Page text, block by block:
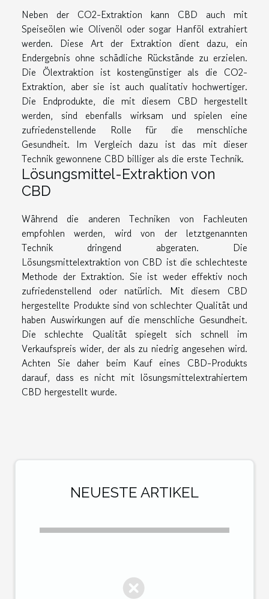
Neben der CO2-Extraktion kann CBD auch mit
Speiseölen wie Olivenöl oder sogar Hanföl extrahiert
werden. Diese Art der Extraktion dient dazu, ein
Endergebnis ohne schädliche Rückstände zu erzielen.
Die Ölextraktion ist kostengünstiger als die CO2-
Extraktion, aber sie ist auch qualitativ hochwertiger.
Die Endprodukte, die mit diesem CBD hergestellt
werden, sind ebenfalls wirksam und spielen eine
zufriedenstellende Rolle für die menschliche
Gesundheit. Im Vergleich dazu ist das mit dieser
Technik gewonnene CBD billiger als die erste Technik.
Lösungsmittel-Extraktion von
CBD
Während die anderen Techniken von Fachleuten
empfohlen werden, wird von der letztgenannten
Technik dringend abgeraten. Die
Lösungsmittelextraktion von CBD ist die schlechteste
Methode der Extraktion. Sie ist weder effektiv noch
zufriedenstellend oder natürlich. Mit diesem CBD
hergestellte Produkte sind von schlechter Qualität und
haben Auswirkungen auf die menschliche Gesundheit.
Die schlechte Qualität spiegelt sich schnell im
Verkaufspreis wider, der als zu niedrig angesehen wird.
Achten Sie daher beim Kauf eines CBD-Produkts
darauf, dass es nicht mit lösungsmittelextrahiertem
CBD hergestellt wurde.
NEUESTE ARTIKEL